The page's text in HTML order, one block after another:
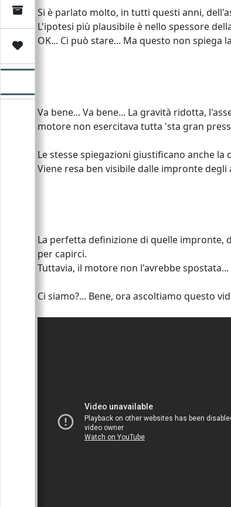
Archivio
Video
Forum
Donazione
Si è parlato molto, in tutti questi anni,
L'ipotesi più plausibile è nello spessore
OK... Ci può stare... Ma questo non spiega
Va bene... Va bene... La gravità ridotta,
motore non esercitava tutta 'sta gran
Le stesse spiegazioni giustificano anche
Viene resa ben visibile dalle impronte degli
La perfetta definizione di quelle impronte,
per capirci.
Tuttavia, il motore non l'avrebbe spostata...
Ci siamo?... Bene, ora ascoltiamo questo